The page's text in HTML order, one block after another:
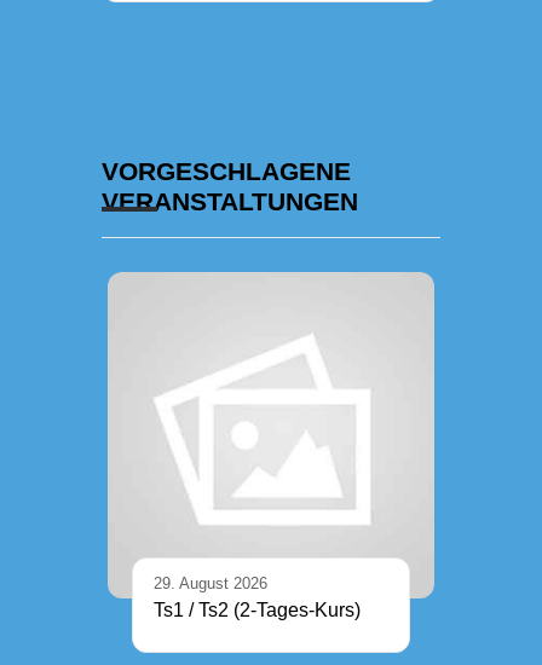
VORGESCHLAGENE
VERANSTALTUNGEN
29. August 2026
Ts1 / Ts2 (2-Tages-Kurs)